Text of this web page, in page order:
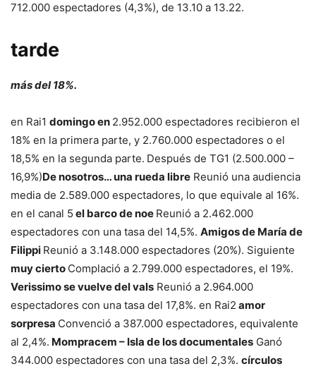
712.000 espectadores (4,3%), de 13.10 a 13.22.
tarde
más del 18%.
en Rai1 domingo en 2.952.000 espectadores recibieron el
18% en la primera parte, y 2.760.000 espectadores o el
18,5% en la segunda parte. Después de TG1 (2.500.000 –
16,9%)De nosotros… una rueda libre Reunió una audiencia
media de 2.589.000 espectadores, lo que equivale al 16%.
en el canal 5 el barco de noe Reunió a 2.462.000
espectadores con una tasa del 14,5%. Amigos de María de
Filippi Reunió a 3.148.000 espectadores (20%). Siguiente
muy cierto Complació a 2.799.000 espectadores, el 19%.
Verissimo se vuelve del vals Reunió a 2.964.000
espectadores con una tasa del 17,8%. en Rai2 amor
sorpresa Convenció a 387.000 espectadores, equivalente
al 2,4%. Mompracem – Isla de los documentales Ganó
344.000 espectadores con una tasa del 2,3%. círculos